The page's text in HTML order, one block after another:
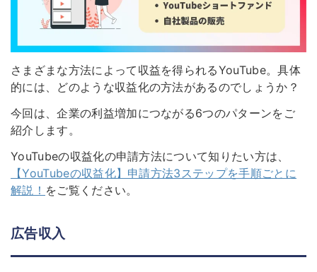
さまざまな方法によって収益を得られるYouTube。具体
的には、どのような収益化の方法があるのでしょうか？
今回は、企業の利益増加につながる6つのパターンをご
紹介します。
YouTubeの収益化の申請方法について知りたい方は、
【YouTubeの収益化】申請方法3ステップを手順ごとに
解説！ をご覧ください。
広告収入